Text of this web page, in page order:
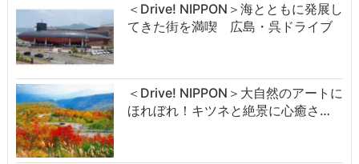
＜Drive! NIPPON＞海とともに発展し
てきた街を満喫 広島・呉ドライブ
＜Drive! NIPPON＞大自然のアートに
ほれぼれ！キツネと絶景に心癒さ…